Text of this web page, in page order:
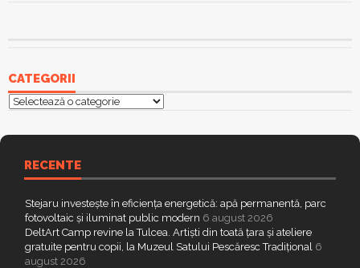
CATEGORII
Categorii
RECENTE
Stejaru investește în eficiența energetică: apă permanentă, parc
fotovoltaic și iluminat public modern 6 august 2026
DeltArt Camp revine la Tulcea. Artiști din toată țara și ateliere
gratuite pentru copii, la Muzeul Satului Pescăresc Tradițional 6
august 2026